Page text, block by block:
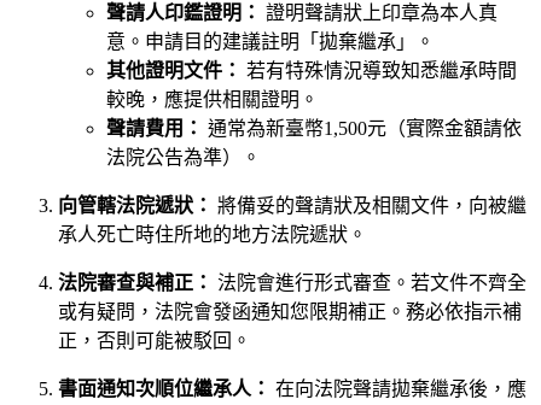
聲請人印鑑證明： 證明聲請狀上印章為本人真
意。申請目的建議註明「拋棄繼承」。
其他證明文件： 若有特殊情況導致知悉繼承時間
較晚，應提供相關證明。
聲請費用： 通常為新臺幣1,500元（實際金額請依
法院公告為準）。
向管轄法院遞狀： 將備妥的聲請狀及相關文件，向被繼
承人死亡時住所地的地方法院遞狀。
法院審查與補正： 法院會進行形式審查。若文件不齊全
或有疑問，法院會發函通知您限期補正。務必依指示補
正，否則可能被駁回。
書面通知次順位繼承人： 在向法院聲請拋棄繼承後，應